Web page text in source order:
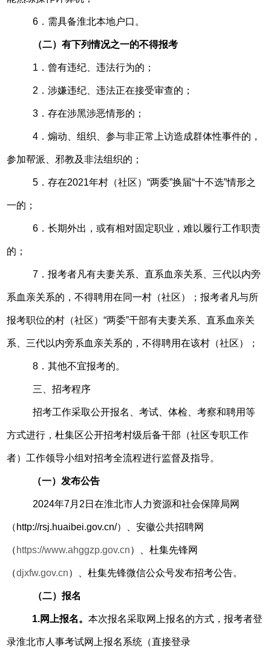
6．需具备淮北本地户口。
（二）有下列情况之一的不得报考
1．曾有违纪、违法行为的；
2．涉嫌违纪、违法正在接受审查的；
3．存在涉黑涉恶情形的；
4．煽动、组织、参与非正常上访造成群体性事件的，
参加帮派、邪教及非法组织的；
5．存在2021年村（社区）“两委”换届“十不选”情形之
一的；
6．长期外出，或有相对固定职业，难以履行工作职责
的；
7．报考者凡有夫妻关系、直系血亲关系、三代以内旁
系血亲关系的，不得聘用在同一村（社区）；报考者凡与所
报考职位的村（社区）“两委”干部有夫妻关系、直系血亲关
系、三代以内旁系血亲关系的，不得聘用在该村（社区）；
8．其他不宜报考的。
三、招考程序
招考工作采取公开报名、考试、体检、考察和聘用等
方式进行，杜集区公开招考村级后备干部（社区专职工作
者）工作领导小组对招考全流程进行监督及指导。
（一）发布公告
2024年7月2日在淮北市人力资源和社会保障局网
（http://rsj.huaibei.gov.cn/）、安徽公共招聘网
（ https://www.ahggzp.gov.cn） 杜集先锋网
（djxfw.gov.cn）、杜集先锋微信公众号发布招考公告。
（二）报名
1.网上报名。本次报名采取网上报名的方式，报考者登
录淮北市人事考试网上报名系统（直接登录